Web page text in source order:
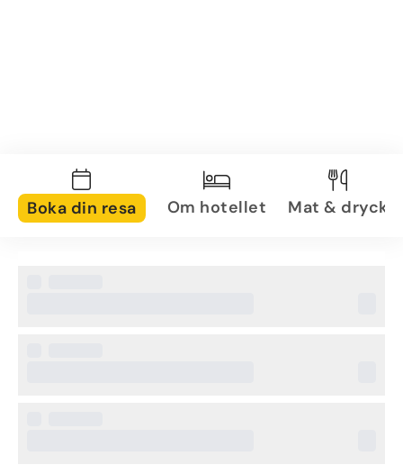
Boka din resa Om hotellet Mat & dryck